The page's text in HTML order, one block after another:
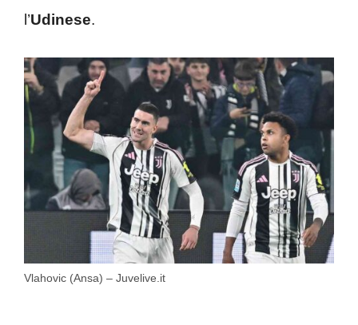
l’Udinese.
Vlahovic (Ansa) – Juvelive.it